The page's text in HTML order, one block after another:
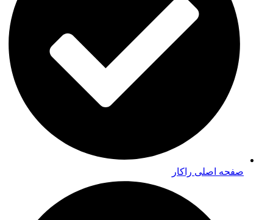
صفحه اصلی راکار